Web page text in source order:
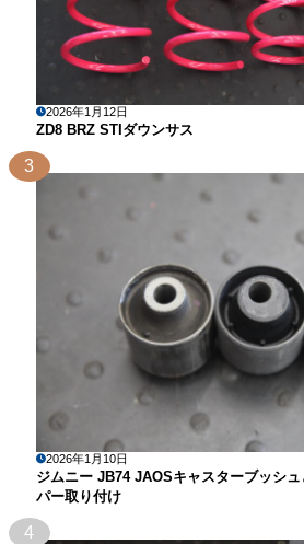
2026年1月12日
ZD8 BRZ STIダウンサス
3
2026年1月10日
ジムニー JB74 JAOSキャスターブッシ
パー取り付け
4